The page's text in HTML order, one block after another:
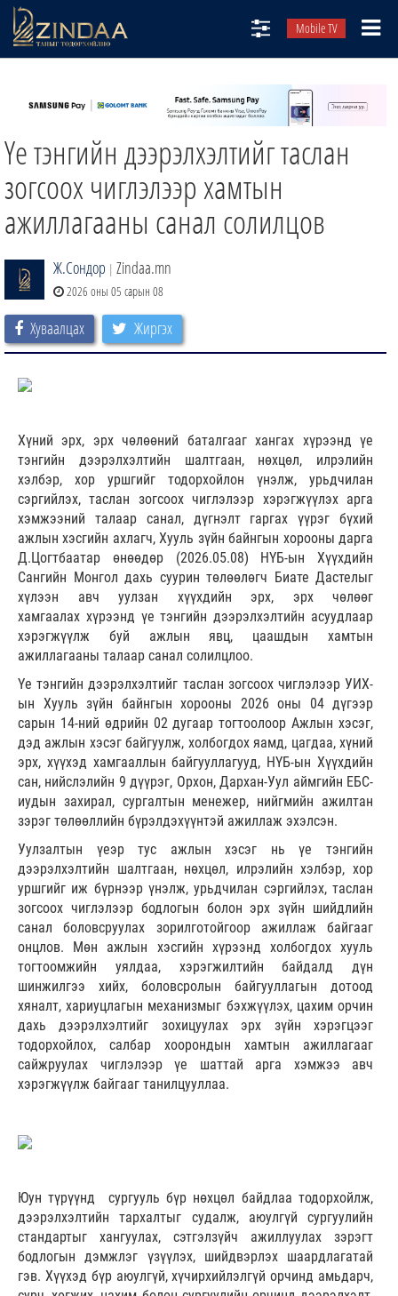
Mobile TV
ТВ8
ӨГЛӨӨНИЙ СОНИН
Үе тэнгийн дээрэлхэлтийг таслан
зогсоох чиглэлээр хамтын
ажиллагааны санал солилцов
Ж.Сондор | Zindaa.mn
2026 оны 05 сарын 08
Хуваалцах Жиргэх
Хүний эрх, эрх чөлөөний баталгааг хангах хүрээнд үе
тэнгийн дээрэлхэлтийн шалтгаан, нөхцөл, илрэлийн
хэлбэр, хор уршгийг тодорхойлон үнэлж, урьдчилан
сэргийлэх, таслан зогсоох чиглэлээр хэрэгжүүлэх арга
хэмжээний талаар санал, дүгнэлт гаргах үүрэг бүхий
ажлын хэсгийн ахлагч, Хууль зүйн байнгын хорооны дарга
Д.Цогтбаатар өнөөдөр (2026.05.08) НҮБ-ын Хүүхдийн
Сангийн Монгол дахь суурин төлөөлөгч Биате Дастелыг
хүлээн авч уулзан хүүхдийн эрх, эрх чөлөөг
хамгаалах хүрээнд үе тэнгийн дээрэлхэлтийн асуудлаар
хэрэгжүүлж буй ажлын явц, цаашдын хамтын
ажиллагааны талаар санал солилцлоо.
Үе тэнгийн дээрэлхэлтийг таслан зогсоох чиглэлээр УИХ-
ын Хууль зүйн байнгын хорооны 2026 оны 04 дүгээр
сарын 14-ний өдрийн 02 дугаар тогтоолоор Ажлын хэсэг,
дэд ажлын хэсэг байгуулж, холбогдох яамд, цагдаа, хүний
эрх, хүүхэд хамгааллын байгууллагууд, НҮБ-ын Хүүхдийн
сан, нийслэлийн 9 дүүрэг, Орхон, Дархан-Уул аймгийн ЕБС-
иудын захирал, сургалтын менежер, нийгмийн ажилтан
зэрэг төлөөллийн бүрэлдэхүүнтэй ажиллаж эхэлсэн.
Уулзалтын үеэр тус ажлын хэсэг нь үе тэнгийн
дээрэлхэлтийн шалтгаан, нөхцөл, илрэлийн хэлбэр, хор
уршгийг иж бүрнээр үнэлж, урьдчилан сэргийлэх, таслан
зогсоох чиглэлээр бодлогын болон эрх зүйн шийдлийн
санал боловсруулах зорилготойгоор ажиллаж байгааг
онцлов. Мөн ажлын хэсгийн хүрээнд холбогдох хууль
тогтоомжийн уялдаа, хэрэгжилтийн байдалд дүн
шинжилгээ хийх, боловсролын байгууллагын дотоод
хяналт, хариуцлагын механизмыг бэхжүүлэх, цахим орчин
дахь дээрэлхэлтийг зохицуулах эрх зүйн хэрэгцээг
тодорхойлох, салбар хоорондын хамтын ажиллагааг
сайжруулах чиглэлээр үе шаттай арга хэмжээ авч
хэрэгжүүлж байгааг танилцууллаа.
Юун түрүүнд сургууль бүр нөхцөл байдлаа тодорхойлж,
дээрэлхэлтийн тархалтыг судалж, аюулгүй сургуулийн
стандартыг хангуулах, сэтгэлзүйч ажиллуулах зэрэгт
бодлогын дэмжлэг үзүүлэх, шийдвэрлэх шаардлагатай
гэв. Хүүхэд бүр аюулгүй, хүчирхийлэлгүй орчинд амьдарч,